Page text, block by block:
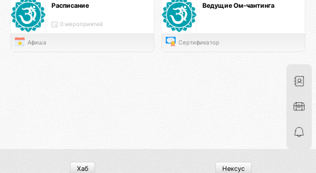
Расписание
0 мероприятий
Афиша
Ведущие Ом-чантинга
Сертификатор
Хаб Нексус